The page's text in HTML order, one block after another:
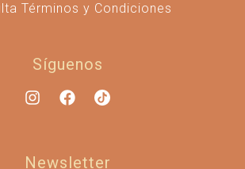
Términos y Condiciones
Síguenos
Newsletter